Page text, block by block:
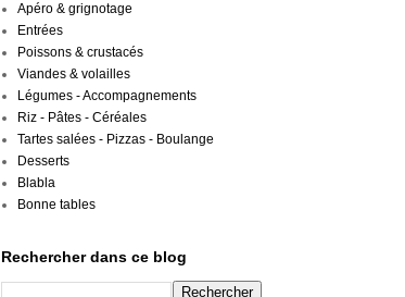
Apéro & grignotage
Entrées
Poissons & crustacés
Viandes & volailles
Légumes - Accompagnements
Riz - Pâtes - Céréales
Tartes salées - Pizzas - Boulange
Desserts
Blabla
Bonne tables
Rechercher dans ce blog